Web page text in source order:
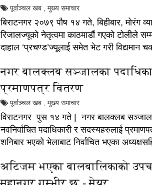
पूर्वाञ्चल खब मुख्य समाचार
बिराटनगर २०७९ पौष १४ गते, बिहीबार, मोरंग
रिजालज्यूको नेतृत्वमा काठमाडौं गएको टोलीले
दाहाल ‘प्रचण्ड’ज्यूलाई समेत भेट गरी विद्यमान
नगर बालक्लब सञ्जालका
प्रमाणपत्र वितरण
पूर्वाञ्चल खब मुख्य समाचार
विराटनगर पुस १४ गते | नगर बालक्लब सञ्जाल
नवनिर्वाचित पदाधिकारी र सदस्यहरुलाई
शनिबार भएको भेलाबाट निर्वाचित भएका
अटिजम भएका बालबालिकाको